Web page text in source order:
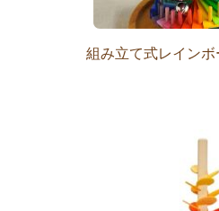
組み立て式レイン